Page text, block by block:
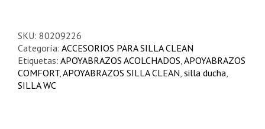
SILLA
DUCHA
ETAC
CLEAN
cantidad
SKU: 80209226
Categoría: ACCESORIOS PARA SILLA CLEAN
Etiquetas: APOYABRAZOS ACOLCHADOS,APOYABRAZOS
COMFORT,APOYABRAZOS SILLA CLEAN, silla ducha,
SILLA WC